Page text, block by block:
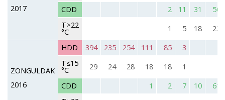
2017
CDD
2 11 31
50
T>22
°C 1 5 18 23
ZONGULDAK
2016
HDD 394 235 254 111 85
3
T≤15
°C 29 24 28 18 18
1
CDD
1 2 7 10
61